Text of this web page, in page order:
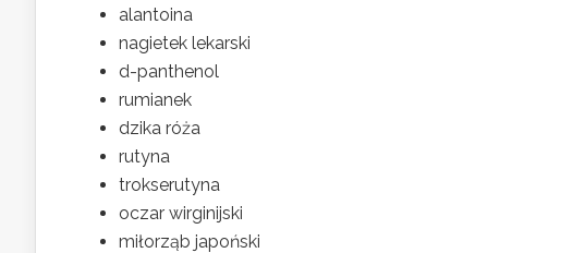
alantoina
nagietek lekarski
d-panthenol
rumianek
dzika róża
rutyna
trokserutyna
oczar wirginijski
miłorząb japoński